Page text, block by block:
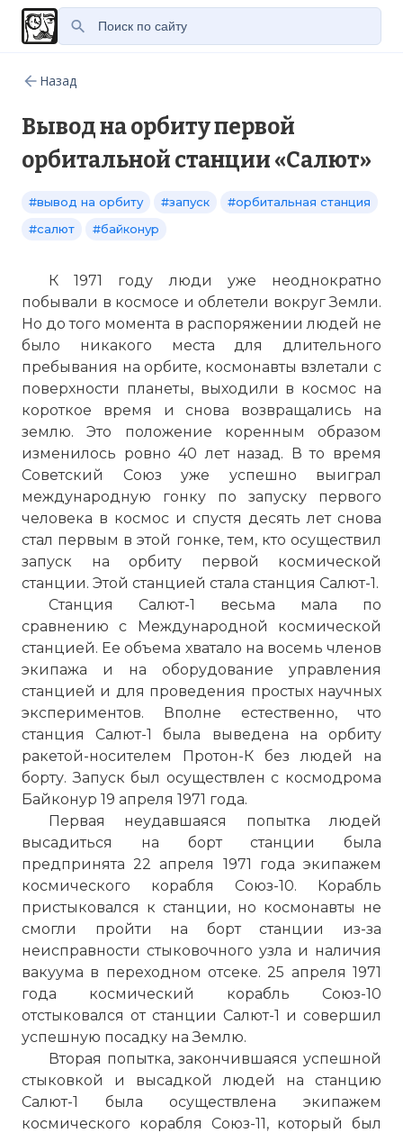
Назад
Вывод на орбиту первой
орбитальной станции «Салют»
#вывод на орбиту #запуск
#орбитальная станция
#салют
#байконур
К 1971 году люди уже неоднократно
побывали в космосе и облетели вокруг Земли.
Но до того момента в распоряжении людей не
было никакого места для длительного
пребывания на орбите, космонавты взлетали с
поверхности планеты, выходили в космос на
короткое время и снова возвращались на
землю. Это положение коренным образом
изменилось ровно 40 лет назад. В то время
Советский Союз уже успешно выиграл
международную гонку по запуску первого
человека в космос и спустя десять лет снова
стал первым в этой гонке, тем, кто осуществил
запуск на орбиту первой космической
станции. Этой станцией стала станция Салют-1.
Станция Салют-1 весьма мала по
сравнению с Международной космической
станцией. Ее объема хватало на восемь членов
экипажа и на оборудование управления
станцией и для проведения простых научных
экспериментов. Вполне естественно, что
станция Салют-1 была выведена на орбиту
ракетой-носителем Протон-К без людей на
борту. Запуск был осуществлен с космодрома
Байконур 19 апреля 1971 года.
Первая неудавшаяся попытка людей
высадиться на борт станции была
предпринята 22 апреля 1971 года экипажем
космического корабля Союз-10. Корабль
пристыковался к станции, но космонавты не
смогли пройти на борт станции из-за
неисправности стыковочного узла и наличия
вакуума в переходном отсеке. 25 апреля 1971
года космический корабль Союз-10
отстыковался от станции Салют-1 и совершил
успешную посадку на Землю.
Вторая попытка, закончившаяся успешной
стыковкой и высадкой людей на станцию
Салют-1 была осуществлена экипажем
космического корабля Союз-11, который был